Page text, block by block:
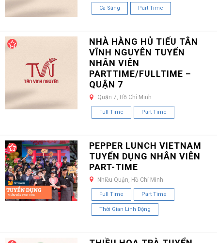
Ca Sáng Part Time
NHÀ HÀNG HỦ TIẾU TÂN
VĨNH NGUYÊN TUYỂN
NHÂN VIÊN
PARTTIME/FULLTIME –
QUẬN 7
Quận 7, Hồ Chí Minh
Full Time Part Time
PEPPER LUNCH VIETNAM
TUYỂN DỤNG NHÂN VIÊN
PART-TIME
Nhiều Quận, Hồ Chí Minh
Full Time Part Time
Thời Gian Linh Động